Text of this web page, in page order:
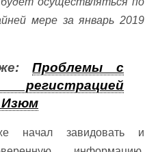
мере за январь 2019
Проблемы с
Изюм
начал завидовать и